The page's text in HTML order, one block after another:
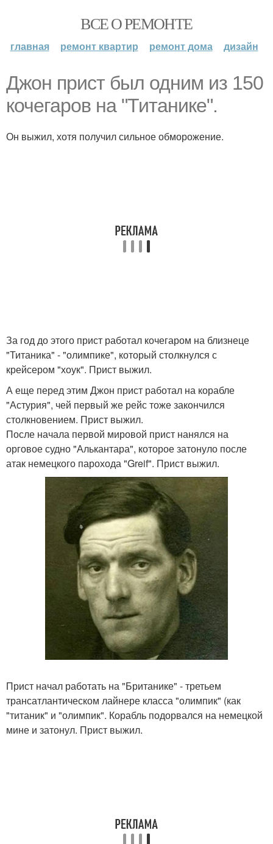
ВСЕ О РЕМОНТЕ
главная ремонт квартир ремонт дома дизайн
Джон прист был одним из 150
кочегаров на "Титанике".
Он выжил, хотя получил сильное обморожение.
За год до этого прист работал кочегаром на близнеце
"Титаника" - "олимпике", который столкнулся с
крейсером "хоук". Прист выжил.
А еще перед этим Джон прист работал на корабле
"Астурия", чей первый же рейс тоже закончился
столкновением. Прист выжил.
После начала первой мировой прист нанялся на
орговое судно "Алькантара", которое затонуло после
атак немецкого парохода "Greif". Прист выжил.
Прист начал работать на "Британике" - третьем
трансатлантическом лайнере класса "олимпик" (как
"титаник" и "олимпик". Корабль подорвался на немецкой
мине и затонул. Прист выжил.